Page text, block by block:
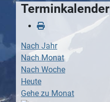
Terminkalender
Nach Jahr
Nach Monat
Nach Woche
Heute
Gehe zu Monat